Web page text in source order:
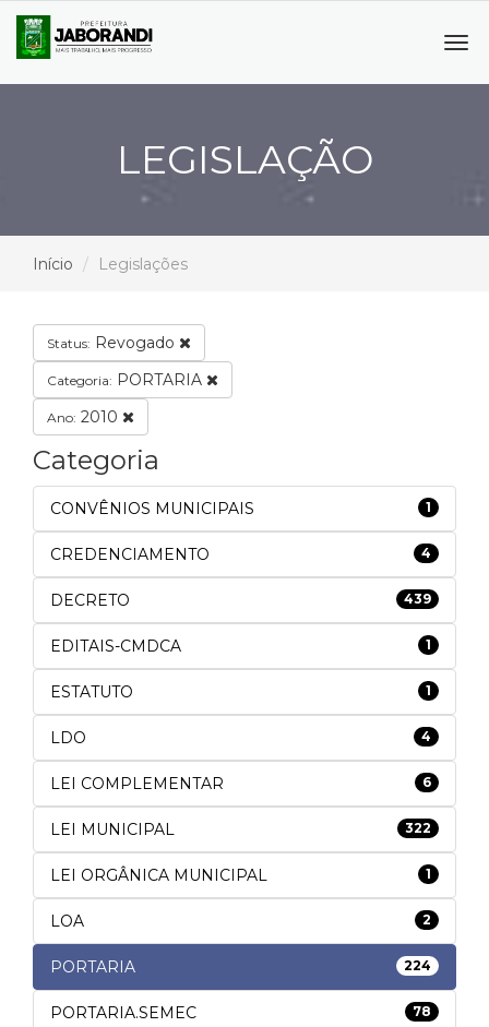
LEGISLAÇÃO
Início Legislações
Status: Revogado
Categoria: PORTARIA
Ano: 2010
Categoria
CONVÊNIOS MUNICIPAIS 1
CREDENCIAMENTO 4
DECRETO 439
EDITAIS-CMDCA 1
ESTATUTO 1
LDO 4
LEI COMPLEMENTAR 6
LEI MUNICIPAL 322
LEI ORGÂNICA MUNICIPAL 1
LOA 2
PORTARIA 224
PORTARIA.SEMEC 78